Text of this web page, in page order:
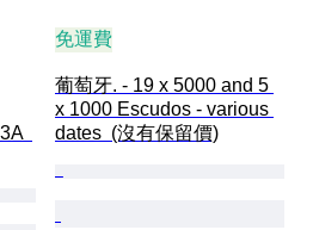
免運費
葡萄牙. - 19 x 5000 and 5
x 1000 Escudos - various
dates  (沒有保留價)